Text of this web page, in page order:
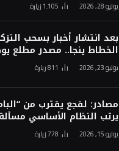
يوليو 28, 2026 1٬105 زيارة
بعد انتشار أخبار بسحب
الخطاط ينجا.. مصدر مطلع
يوليو 23, 2026 811زيارة
مصادر: لقجع يقترب من
يرتب النظام الأساسي مسألة
يوليو 15, 2026 778زيارة